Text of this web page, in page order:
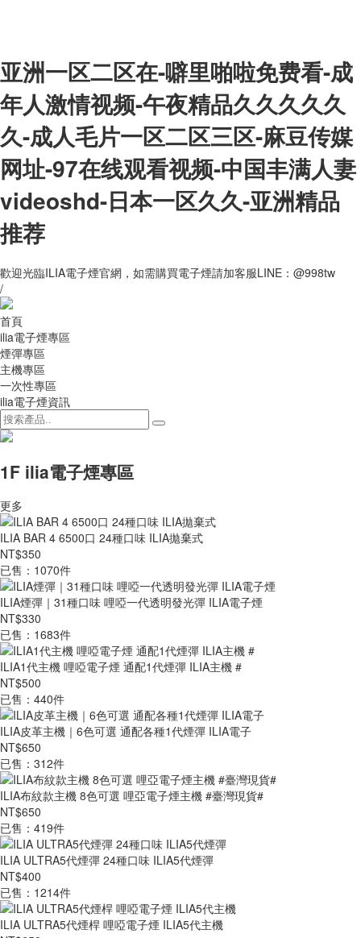
亚洲一区二区在-噼里啪啦免费看-成
年人激情视频-午夜精品久久久久久
久-成人毛片一区二区三区-麻豆传媒
网址-97在线观看视频-中国丰满人妻
videoshd-日本一区久久-亚洲精品
推荐
歡迎光臨ILIA電子煙官網，如需購買電子煙請加客服LINE：@998tw
/
首頁
ilia電子煙專區
煙彈專區
主機專區
一次性專區
ilia電子煙資訊
1F ilia電子煙專區
更多
ILIA BAR 4 6500口 24種口味 ILIA拋棄式
NT$350
已售：1070件
ILIA煙彈｜31種口味 哩啞一代透明發光彈 ILIA電子煙
NT$330
已售：1683件
ILIA1代主機 哩啞電子煙 通配1代煙彈 ILIA主機 #
NT$500
已售：440件
ILIA皮革主機｜6色可選 通配各種1代煙彈 ILIA電子
NT$650
已售：312件
ILIA布紋款主機 8色可選 哩亞電子煙主機 #臺灣現貨#
NT$650
已售：419件
ILIA ULTRA5代煙彈 24種口味 ILIA5代煙彈
NT$400
已售：1214件
ILIA ULTRA5代煙桿 哩啞電子煙 ILIA5代主機